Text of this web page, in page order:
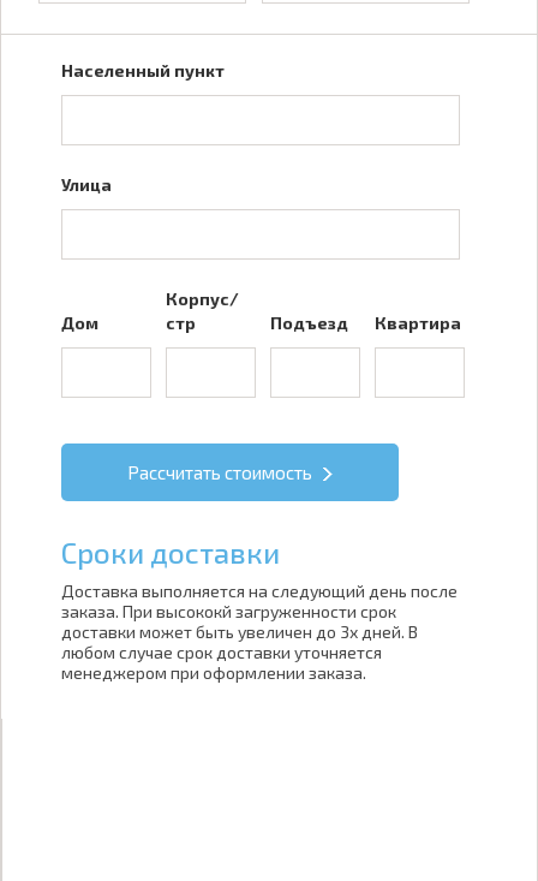
Населенный пункт
Улица
Дом
Корпус/
стр
Подъезд Квартира
Рассчитать стоимость
Cроки доставки
Доставка выполняется на следующий день после
заказа. При высококй загруженности срок
доставки может быть увеличен до 3х дней. В
любом случае срок доставки уточняется
менеджером при оформлении заказа.